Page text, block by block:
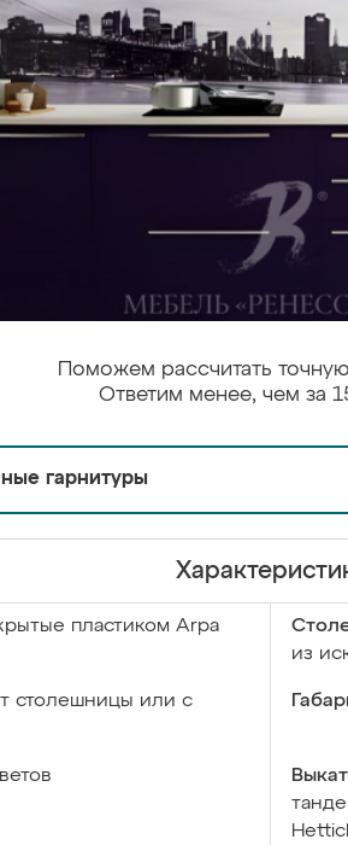
Поможем рассчитать
Ответим менее, чем за
гарнитуры
пластиком Arpa
из
столешницы или с